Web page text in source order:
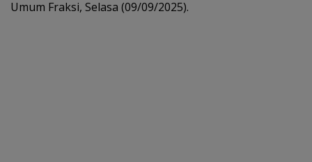
Umum Fraksi, Selasa (09/09/2025).